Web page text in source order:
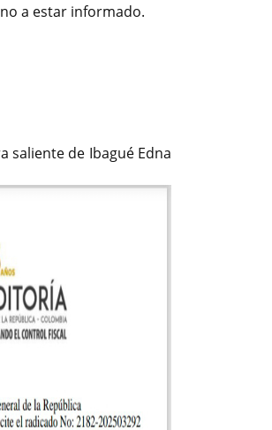
a estar informado.
saliente de Ibagué Edna